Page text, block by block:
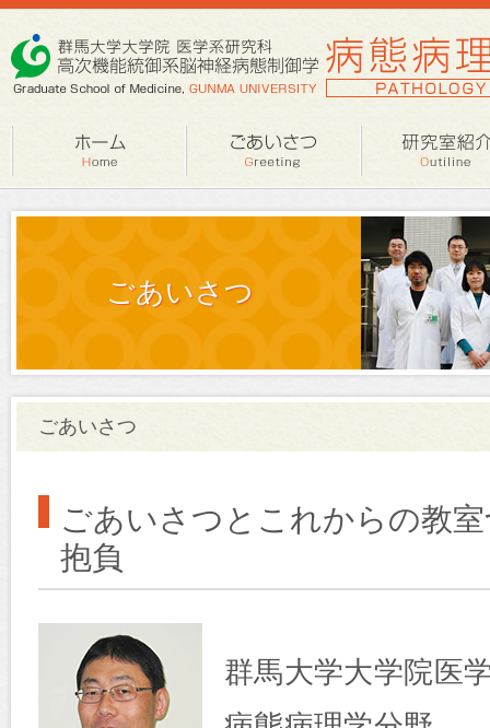
ごあいさつ
ごあいさつ
ごあいさつとこれからの教
抱負
群馬大学大学院医